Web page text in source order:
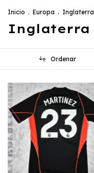
Inicio . Europa . Inglaterra
Inglaterra
Ordenar